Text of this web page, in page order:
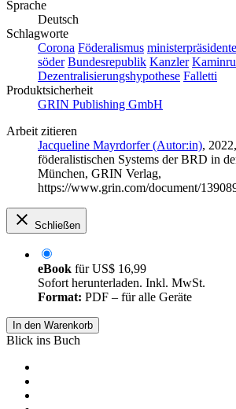
Sprache
Deutsch
Schlagworte
Corona Föderalismus
söder Bundesrepublik Kanzler
Dezentralisierungshypothese Falletti
Produktsicherheit
GRIN Publishing GmbH
Arbeit zitieren
Jacqueline Mayrdorfer (Autor:in),
föderalistischen Systems der BRD in
München, GRIN Verlag,
https://www.grin.com/document/
Schließen
eBook fürUS$ 16,99
Sofort herunterladen. Inkl. MwSt.
Format: PDF – für alle Geräte
In den Warenkorb
Blick ins Buch